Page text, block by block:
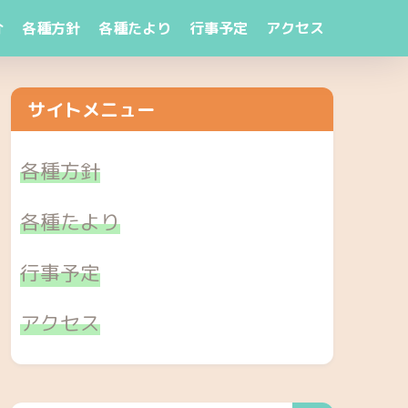
各種方針 各種たより 行事予定 アクセス
サイトメニュー
各種方針
各種たより
行事予定
アクセス